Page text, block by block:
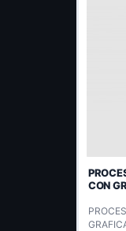
CON